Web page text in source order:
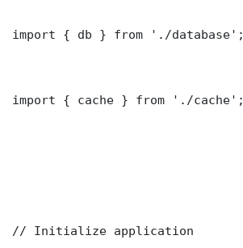
import { db } from './database';
import { cache } from './cache';
// Initialize application